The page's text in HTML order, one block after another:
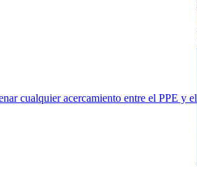
cualquier acercamiento entre el PPE y el